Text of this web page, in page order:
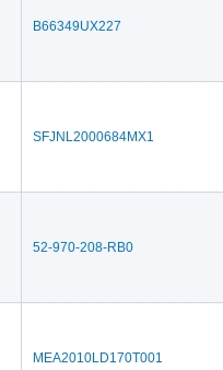
B66349UX227
SFJNL2000684MX1
52-970-208-RB0
MEA2010LD170T001